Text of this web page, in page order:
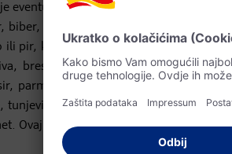
eventualno došlo usljed ekstremnih
buđavi sir, ljuska cimeta, te
pir, koje su po sebi neutralne, mogu
breskva, marelica i šipak, povrće
parmezan, ulje košpice bundeve,
tunjevina, sardine, list, te sve vrste
Ovaj posljednji, dakle, nije bez